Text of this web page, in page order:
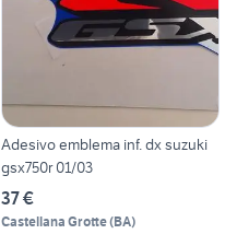
Adesivo emblema inf. dx suzuki
gsx750r 01/03
37 €
Castellana Grotte(BA)